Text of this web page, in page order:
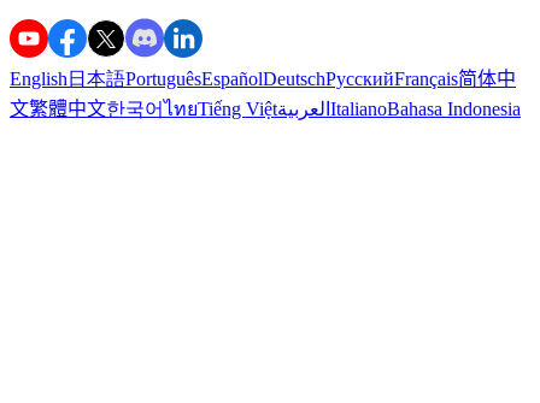
English 日本語PortuguêsEspañolDeutschРусскийFrançais简体中
文繁體中文한국어ไทยTiếng Việtالعربية ItalianoBahasa Indonesia